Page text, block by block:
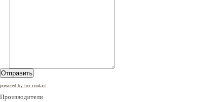
Отправить
powered by fox contact
Производители